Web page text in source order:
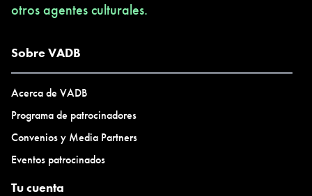
otros agentes culturales.
Sobre VADB
Acerca de VADB
Programa de patrocinadores
Convenios y Media Partners
Eventos patrocinados
Tu cuenta